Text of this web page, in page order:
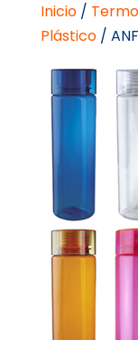
Inicio/
Plástico/